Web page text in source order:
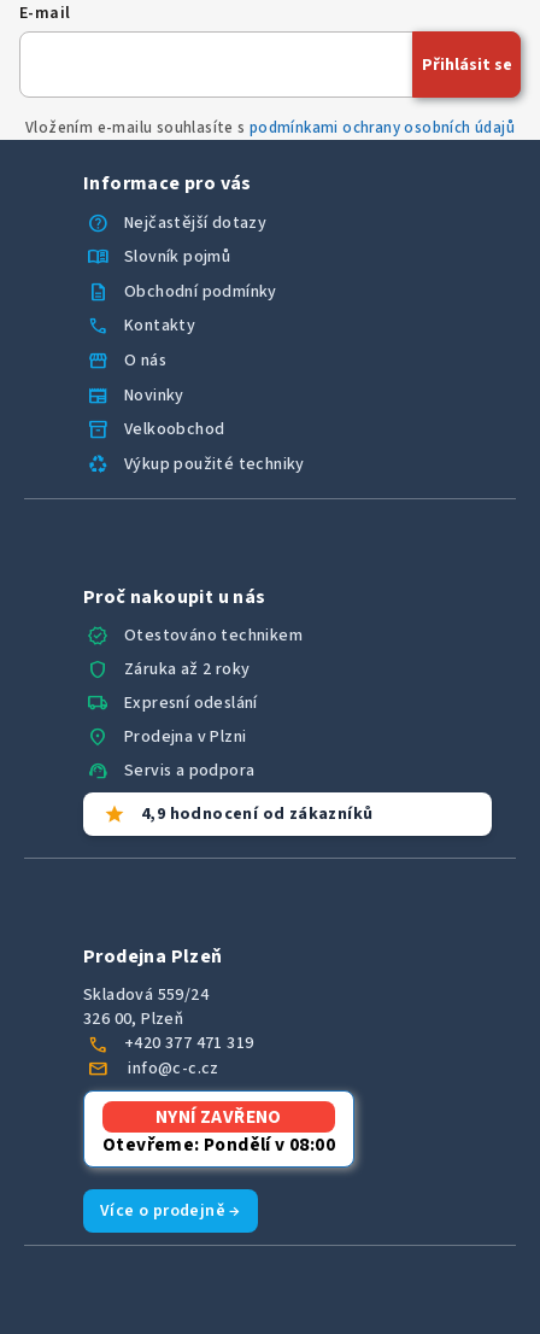
E-mail
Vložením e-mailu souhlasíte s podmínkami ochrany osobních údajů
Přihlásit se
Informace pro vás
help
Nejčastější dotazy
menu_book Slovník pojmů
description Obchodní podmínky
call Kontakty
storefront O nás
newspaper Novinky
inventory_2 Velkoobchod
recycling Výkup použité techniky
Proč nakoupit u nás
verified
Otestováno technikem
shield Záruka až 2 roky
local_shipping Expresní odeslání
location_on Prodejna v Plzni
support_agent Servis a podpora
star 4,9 hodnocení od zákazníků
Prodejna Plzeň
Skladová 559/24
326 00, Plzeň
call +420 377 471 319
mail info@c-c.cz
NYNÍ ZAVŘENO
Otevřeme: Pondělí v 08:00
Více o prodejně →